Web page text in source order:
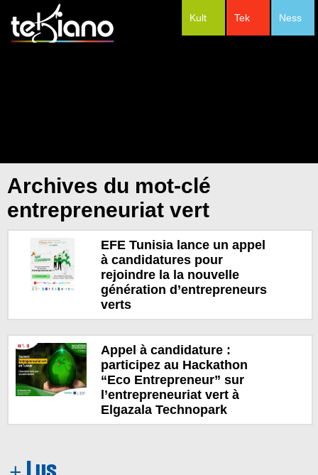
Ness
Tek
Kult
Archives du mot-clé
entrepreneuriat vert
EFE Tunisia lance un appel
à candidatures pour
rejoindre la la nouvelle
génération d’entrepreneurs
verts
Appel à candidature :
participez au Hackathon
“Eco Entrepreneur” sur
l’entrepreneuriat vert à
Elgazala Technopark